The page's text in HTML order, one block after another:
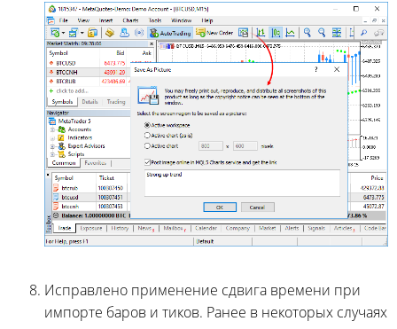
Исправлено применение сдвига времени при
импорте баров и тиков. Ранее в некоторых случаях